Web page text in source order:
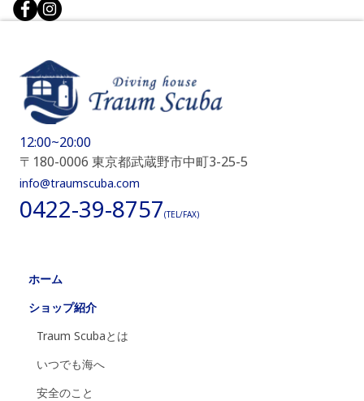
12:00~20:00
〒180-0006 東京都武蔵野市中町3-25-5
info@traumscuba.com
0422-39-8757(TEL/FAX)
ホーム
ショップ紹介
Traum Scubaとは
いつでも海へ
安全のこと